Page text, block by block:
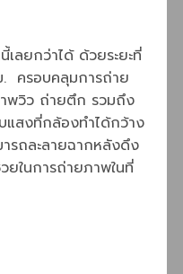
ลยกว่าได้ ด้วยระยะที่
ครอบคลุมการถ่าย
พวิว ถ่ายตึก รวมถึง
แสงที่กล้องทำได้กว้าง
รถละลายฉากหลังดึง
ยในการถ่ายภาพในที่